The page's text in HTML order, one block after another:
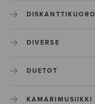
DISKANTTIKUORO
DIVERSE
DUETOT
KAMARIMUSIIKKI